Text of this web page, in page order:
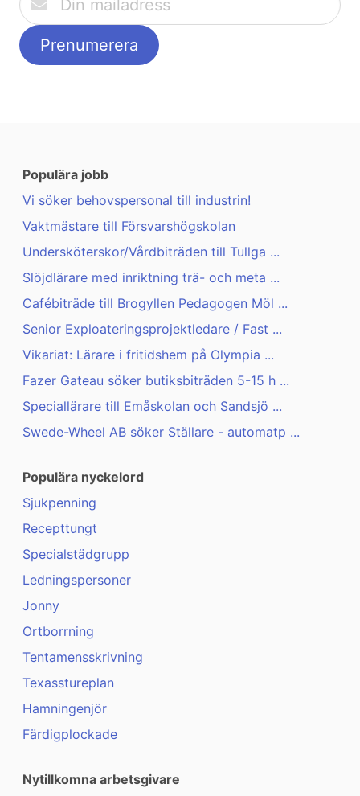
Populära jobb
Vi söker behovspersonal till industrin!
Vaktmästare till Försvarshögskolan
Undersköterskor/Vårdbiträden till Tullga ...
Slöjdlärare med inriktning trä- och meta ...
Cafébiträde till Brogyllen Pedagogen Möl ...
Senior Exploateringsprojektledare / Fast ...
Vikariat: Lärare i fritidshem på Olympia ...
Fazer Gateau söker butiksbiträden 5-15 h ...
Speciallärare till Emåskolan och Sandsjö ...
Swede-Wheel AB söker Ställare - automatp ...
Populära nyckelord
Sjukpenning
Recepttungt
Specialstädgrupp
Ledningspersoner
Jonny
Ortborrning
Tentamensskrivning
Texasstureplan
Hamningenjör
Färdigplockade
Nytillkomna arbetsgivare